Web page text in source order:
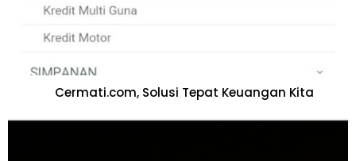
Cermati.com, Solusi Tepat Keuangan Kita